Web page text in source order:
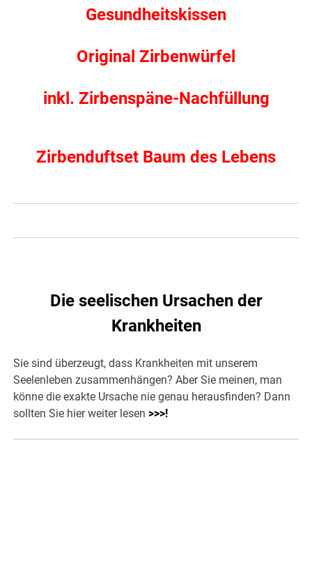
Gesundheitskissen
Original Zirbenwürfel
inkl. Zirbenspäne-Nachfüllung
Zirbenduftset Baum des Lebens
Die seelischen Ursachen der
Krankheiten
Sie sind überzeugt, dass Krankheiten mit unserem
Seelenleben zusammenhängen? Aber Sie meinen, man
könne die exakte Ursache nie genau herausfinden? Dann
sollten Sie hier weiter lesen >>>!